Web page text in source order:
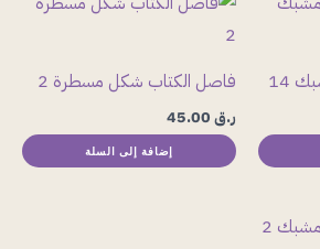
14 فاصل الكتاب شكل مسطرة 2
ر.ق
إضافة إلى السلة